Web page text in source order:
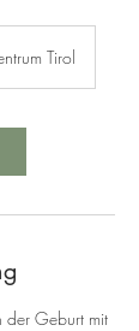
Tirol
der Geburt mit